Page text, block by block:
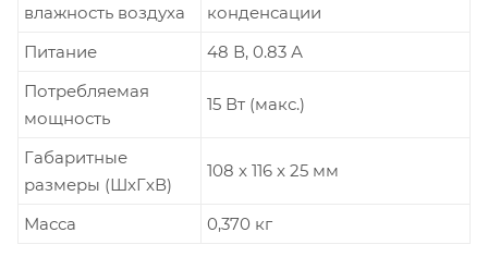
влажность воздуха
конденсации
Питание
48 В, 0.83 А
Потребляемая
мощность
15 Вт (макс.)
Габаритные
размеры (ШxГxВ)
108 x 116 x 25 мм
Масса 0,370 кг